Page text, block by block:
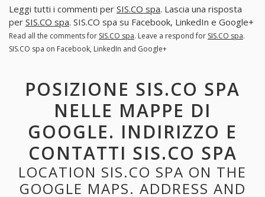
Leggi tutti i commenti per SIS.CO spa. Lascia una risposta
per SIS.CO spa. SIS.CO spa su Facebook, LinkedIn e Google+
Read all the comments for SIS.CO spa. Leave a respond for SIS.CO spa.
SIS.CO spa on Facebook, LinkedIn and Google+
POSIZIONE SIS.CO SPA
NELLE MAPPE DI
GOOGLE. INDIRIZZO E
CONTATTI SIS.CO SPA
LOCATION SIS.CO SPA ON THE
GOOGLE MAPS. ADDRESS AND